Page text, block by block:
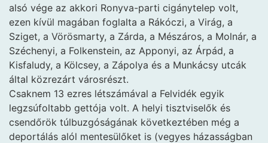
alsó vége az akkori Ronyva-parti cigánytelep volt,
ezen kívül magában foglalta a Rákóczi, a Virág, a
Sziget, a Vörösmarty, a Zárda, a Mészáros, a Molnár, a
Széchenyi, a Folkenstein, az Apponyi, az Árpád, a
Kisfaludy, a Kölcsey, a Zápolya és a Munkácsy utcák
által közrezárt városrészt.
Csaknem 13 ezres létszámával a Felvidék egyik
legzsúfoltabb gettója volt. A helyi tisztviselők és
csendőrök túlbuzgóságának következtében még a
deportálás alól mentesülőket is (vegyes házasságban